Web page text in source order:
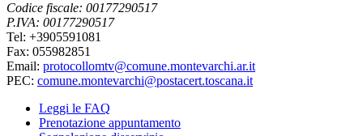
Codice fiscale: 00177290517
P.IVA: 00177290517
Tel: +3905591081
Fax: 055982851
Email: protocollomtv@comune.montevarchi.ar.it
PEC: comune.montevarchi@postacert.toscana.it
Leggi le FAQ
Prenotazione appuntamento